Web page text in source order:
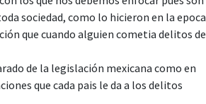
sociedad, como lo hicieron en la epoca
que cuando alguien cometia delitos de
de la legislación mexicana como en
que cada pais le da a los delitos